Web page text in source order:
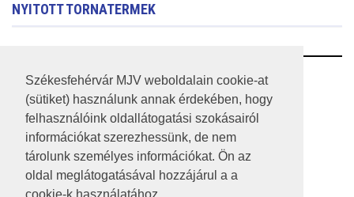
Székesfehérvár MJV weboldalain cookie-at
(sütiket) használunk annak érdekében, hogy
felhasználóink oldallátogatási szokásairól
információkat szerezhessünk, de nem
tárolunk személyes információkat. Ön az
oldal meglátogatásával hozzájárul a a
NYITOTT TORNATERMEK
RSS
A HONLAP 2017.03.31-I ÁLLAPOTA
JOGI NYILATKOZAT
IMPRESSZUM